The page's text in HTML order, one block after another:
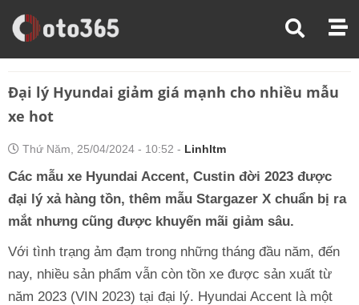
Trang Chủ
Thị Trường Xe
Đại lý Hyundai giảm giá mạnh cho nhiều mẫu
xe hot
Thứ Năm, 25/04/2024 - 10:52 - Linhltm
Các mẫu xe Hyundai Accent, Custin đời 2023 được
đại lý xả hàng tồn, thêm mẫu Stargazer X chuẩn bị ra
mắt nhưng cũng được khuyến mãi giảm sâu.
Với tình trạng ảm đạm trong những tháng đầu năm, đến
nay, nhiều sản phẩm vẫn còn tồn xe được sản xuất từ
năm 2023 (VIN 2023) tại đại lý. Hyundai Accent là một